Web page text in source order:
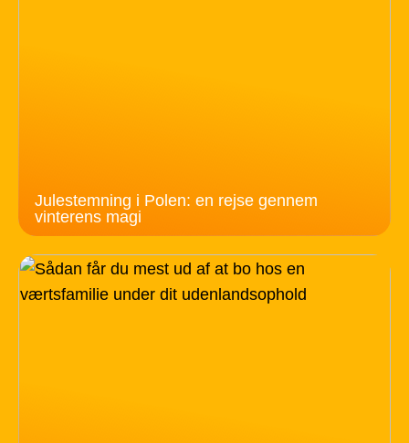
Julestemning i Polen: en rejse gennem
vinterens magi